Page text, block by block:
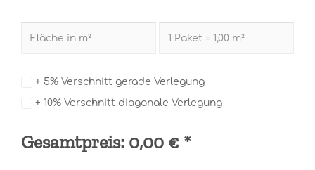
+ 5% Verschnitt gerade Verlegung
+ 10% Verschnitt diagonale Verlegung
Gesamtpreis: 0,00 € *